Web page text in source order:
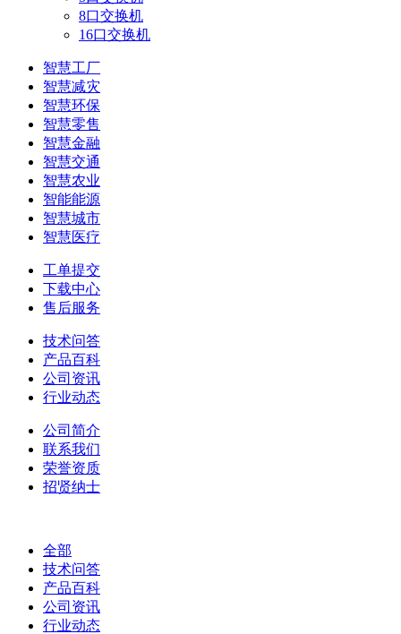
8口交换机
16口交换机
智慧工厂
智慧减灾
智慧环保
智慧零售
智慧金融
智慧交通
智慧农业
智能能源
智慧城市
智慧医疗
工单提交
下载中心
售后服务
技术问答
产品百科
公司资讯
行业动态
公司简介
联系我们
荣誉资质
招贤纳士
全部
技术问答
产品百科
公司资讯
行业动态